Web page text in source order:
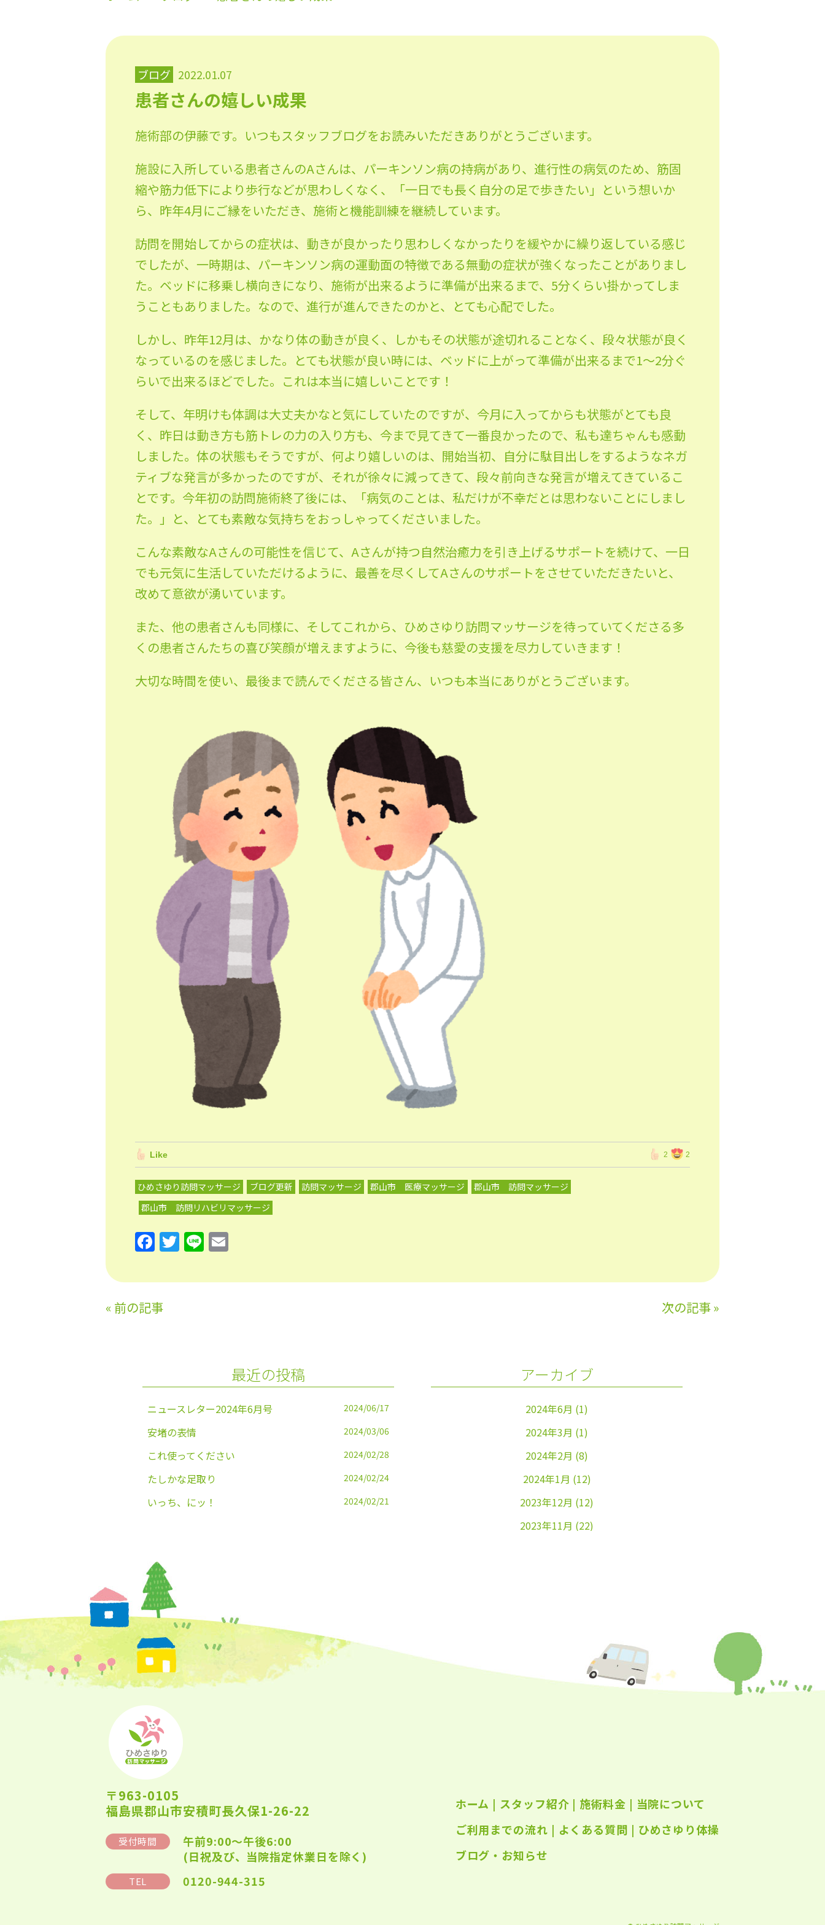
ブログ 2022.01.07
患者さんの嬉しい成果
施術部の伊藤です。いつもスタッフブログをお読みいただきありがとうございます。
施設に入所している患者さんのAさんは、パーキンソン病の持病があり、進行性の病気のため、筋固
縮や筋力低下により歩行などが思わしくなく、「一日でも長く自分の足で歩きたい」という想いか
ら、昨年4月にご縁をいただき、施術と機能訓練を継続しています。
訪問を開始してからの症状は、動きが良かったり思わしくなかったりを緩やかに繰り返している感じ
でしたが、一時期は、パーキンソン病の運動面の特徴である無動の症状が強くなったことがありまし
た。ベッドに移乗し横向きになり、施術が出来るように準備が出来るまで、5分くらい掛かってしま
うこともありました。なので、進行が進んできたのかと、とても心配でした。
しかし、昨年12月は、かなり体の動きが良く、しかもその状態が途切れることなく、段々状態が良く
なっているのを感じました。とても状態が良い時には、ベッドに上がって準備が出来るまで1～2分ぐ
らいで出来るほどでした。これは本当に嬉しいことです！
そして、年明けも体調は大丈夫かなと気にしていたのですが、今月に入ってからも状態がとても良
く、昨日は動き方も筋トレの力の入り方も、今まで見てきて一番良かったので、私も達ちゃんも感動
しました。体の状態もそうですが、何より嬉しいのは、開始当初、自分に駄目出しをするようなネガ
ティブな発言が多かったのですが、それが徐々に減ってきて、段々前向きな発言が増えてきているこ
とです。今年初の訪問施術終了後には、「病気のことは、私だけが不幸だとは思わないことにしまし
た。」と、とても素敵な気持ちをおっしゃってくださいました。
こんな素敵なAさんの可能性を信じて、Aさんが持つ自然治癒力を引き上げるサポートを続けて、一日
でも元気に生活していただけるように、最善を尽くしてAさんのサポートをさせていただきたいと、
改めて意欲が湧いています。
また、他の患者さんも同様に、そしてこれから、ひめさゆり訪問マッサージを待っていてくださる多
くの患者さんたちの喜び笑顔が増えますように、今後も慈愛の支援を尽力していきます！
大切な時間を使い、最後まで読んでくださる皆さん、いつも本当にありがとうございます。
Like 2 2
ひめさゆり訪問マッサージ ブログ更新 訪問マッサージ 郡山市 医療マッサージ
郡山市 訪問マッサージ
郡山市 訪問リハビリマッサージ
F
a
c
e
b
k
T
w
itt
Li
n
e ai
« 前の記事 次の記事»
最近の投稿
ニュースレター2024年6月号 2024/06/17
安堵の表情 2024/03/06
これ使ってください 2024/02/28
たしかな足取り 2024/02/24
いっち、にッ！ 2024/02/21
アーカイブ
2024年6月 (1)
2024年3月 (1)
2024年2月 (8)
2024年1月 (12)
2023年12月 (12)
2023年11月 (22)
(24)
(23)
2022年11月
(25)
2022年10月(25)
2022年9月
〒963-0105
福島県郡山市安積町長久保1-26-22
受付時間
午前9:00～午後6:00
(日祝及び、当院指定休業日を除く)
TEL 0120-944-315
ホーム | スタッフ紹介 | 施術料金 | 当院について
ご利用までの流れ | よくある質問 | ひめさゆり体操
ブログ・お知らせ